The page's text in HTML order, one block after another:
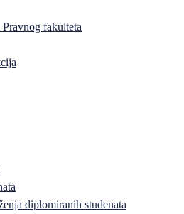
Pravnog fakulteta
diplomiranih studenata